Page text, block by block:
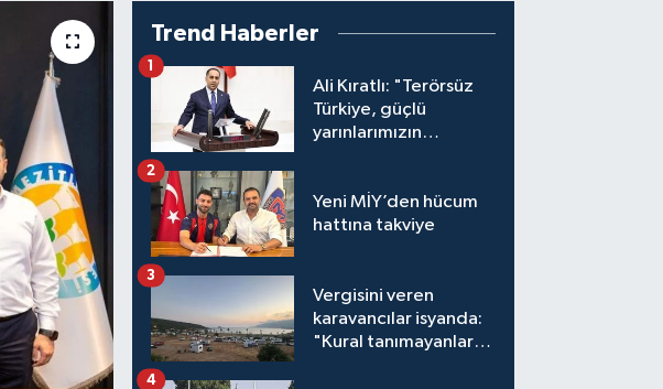
Trend Haberler
Ali Kıratlı: "Terörsüz
Türkiye, güçlü
yarınlarımızın
1
Yeni MİY’den hücum
hattına takviye
2
Vergisini veren
karavancılar isyanda:
"Kural tanımayanlar
3
4